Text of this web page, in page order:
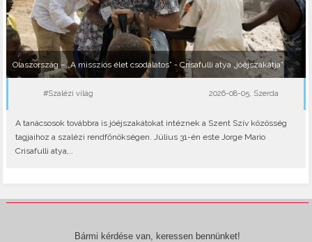
Olaszország – „A missziós élet csodálatos” - Crisafulli atya „jóéjszakátja”
#Szalézi világ 2026-08-05, Szerda
A tanácsosok továbbra is jóéjszakátokat intéznek a Szent Szív közösség
tagjaihoz a szalézi rendfőnökségen. Július 31-én este Jorge Mario
Crisafulli atya,..
Bármi kérdése van, keressen bennünket!